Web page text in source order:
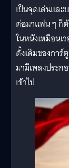
เป็นจุดเด่นและ
ต่อมาแฟน ๆ ก็
ในหนังเหมือนเ
ดั้งเดิมของการ์
มามีเพลงประก
เข้าไป